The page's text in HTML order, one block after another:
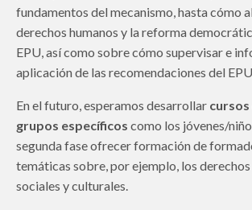
fundamentos del mecanismo, hasta cómo
derechos humanos y la reforma
EPU, así como sobre cómo supervisar e
aplicación de las recomendaciones del
En el futuro, esperamos desarrollar
grupos específicos como los jóvenes/
segunda fase ofrecer formación de
temáticas sobre, por ejemplo, los
sociales y culturales.